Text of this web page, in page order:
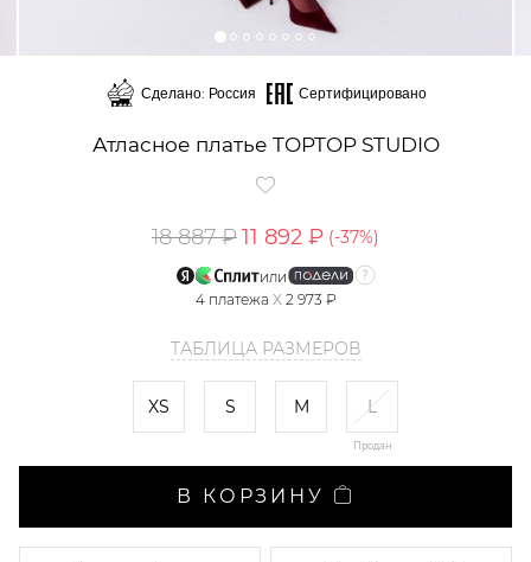
Сделано: Россия Сертифицировано
Атласное платье TOPTOP STUDIO
18 887 ₽11 892 ₽ (-37%)
или
4 платежа X 2 973 ₽
ТАБЛИЦА РАЗМЕРОВ
XS S M L
Продан
В КОРЗИНУ